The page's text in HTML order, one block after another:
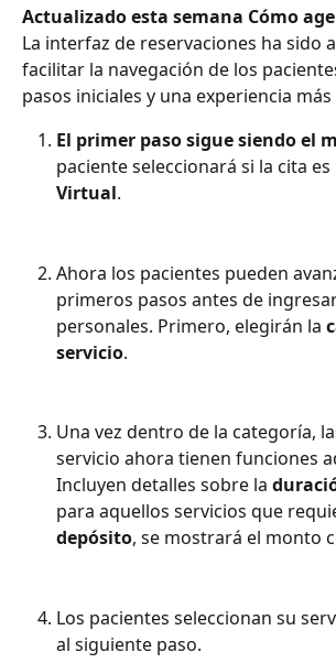
Actualizado esta semana Cómo
La interfaz de reservaciones ha sido
facilitar la navegación de los
pasos iniciales y una experiencia
El primer paso sigue siendo el
paciente seleccionará si la cita es
Virtual.
Ahora los pacientes pueden
primeros pasos antes de
personales. Primero, elegirán la
servicio.
Una vez dentro de la categoría,
servicio ahora tienen funciones
Incluyen detalles sobre la
para aquellos servicios que
depósito, se mostrará el monto
Los pacientes seleccionan su
al siguiente paso.